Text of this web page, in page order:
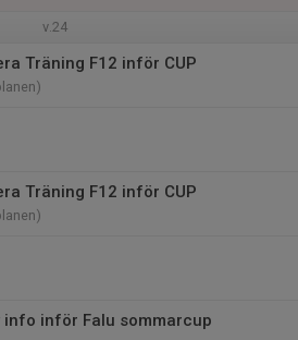
v.24
Träning F12 inför CUP
Träning F12 inför CUP
info inför Falu sommarcup